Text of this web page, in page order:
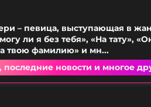
– певица, выступающая в
ли я без тебя», «На тату»,
твою фамилию» и мн...
последние новости и многое